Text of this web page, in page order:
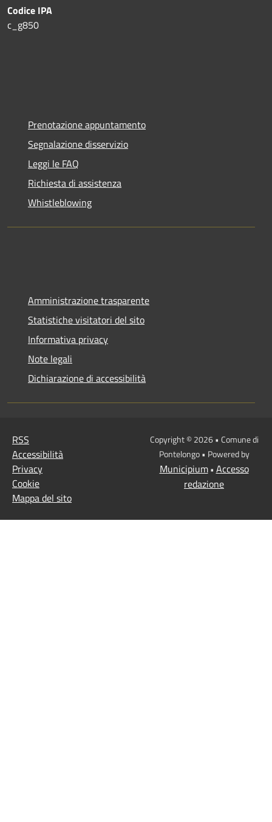
Codice IPA
c_g850
Prenotazione appuntamento
Segnalazione disservizio
Leggi le FAQ
Richiesta di assistenza
Whistleblowing
Amministrazione trasparente
Statistiche visitatori del sito
Informativa privacy
Note legali
Dichiarazione di accessibilità
RSS
Accessibilità
Privacy
Cookie
Mappa del sito
Copyright © 2026 • Comune di
Pontelongo • Powered by
Municipium• Accesso
redazione